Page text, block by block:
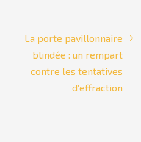
La porte pavillonnaire
blindée : un rempart
contre les tentatives
d’effraction